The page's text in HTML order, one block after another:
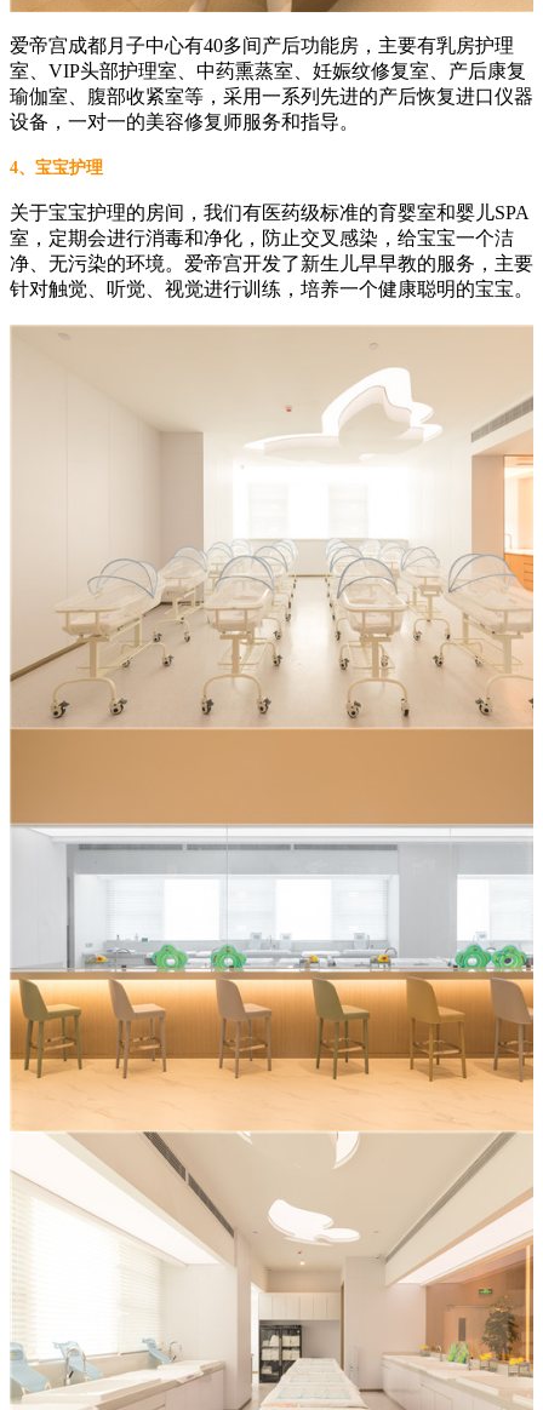
爱帝宫成都月子中心有40多间产后功能房，主要有乳房护理
室、VIP头部护理室、中药熏蒸室、妊娠纹修复室、产后康复
瑜伽室、腹部收紧室等，采用一系列先进的产后恢复进口仪器
设备，一对一的美容修复师服务和指导。
4、宝宝护理
关于宝宝护理的房间，我们有医药级标准的育婴室和婴儿SPA
室，定期会进行消毒和净化，防止交叉感染，给宝宝一个洁
净、无污染的环境。爱帝宫开发了新生儿早早教的服务，主要
针对触觉、听觉、视觉进行训练，培养一个健康聪明的宝宝。